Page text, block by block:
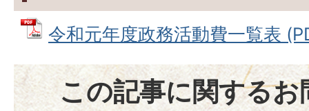
令和元年度政務活動費一覧表
この記事に関するお